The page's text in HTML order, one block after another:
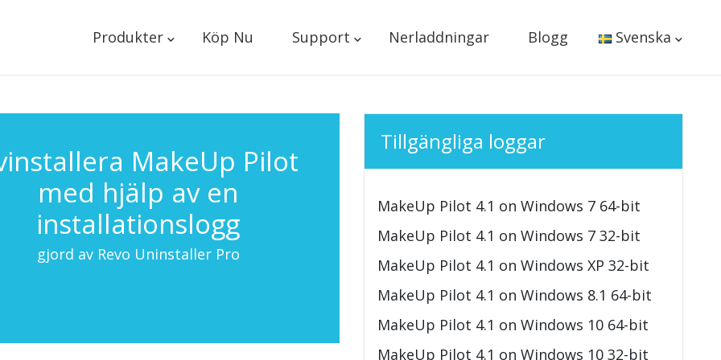
Produkter Köp Nu Support Nerladdningar Blogg Svenska
MakeUp Pilot
med hjälp av en
installationslogg
gjord av Revo Uninstaller Pro
Tillgängliga loggar
MakeUp Pilot 4.1 on Windows 7 64-bit
MakeUp Pilot 4.1 on Windows 7 32-bit
MakeUp Pilot 4.1 on Windows XP 32-bit
MakeUp Pilot 4.1 on Windows 8.1 64-bit
MakeUp Pilot 4.1 on Windows 10 64-bit
MakeUp Pilot 4.1 on Windows 10 32-bit